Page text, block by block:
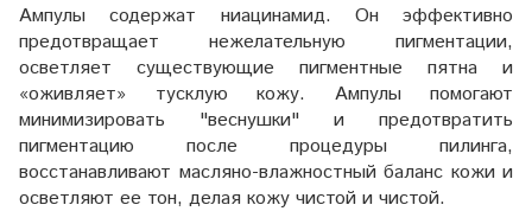
Ампулы содержат ниацинамид. Он эффективно
предотвращает нежелательную пигментации,
осветляет существующие пигментные пятна и
«оживляет» тусклую кожу. Ампулы помогают
минимизировать "веснушки" и предотвратить
пигментацию после процедуры пилинга,
восстанавливают масляно-влажностный баланс кожи и
осветляют ее тон, делая кожу чистой и чистой.